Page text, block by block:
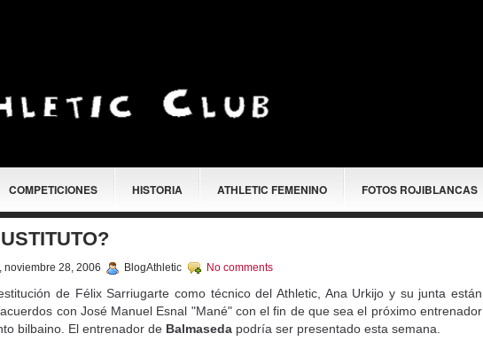
COMPETICIONES HISTORIA ATHLETIC FEMENINO FOTOS ROJIBLANCAS
noviembre 28, 2006 BlogAthletic No comments
de Félix Sarriugarte como técnico del Athletic, Ana Urkijo y su junta están
con José Manuel Esnal "Mané" con el fin de que sea el próximo entrenador
bilbaino. El entrenador de Balmaseda podría ser presentado esta semana.